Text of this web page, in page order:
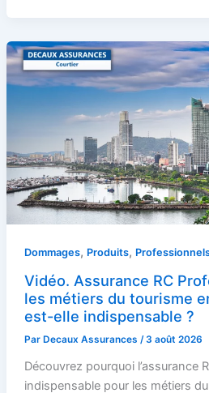
Dommages, Produits,
Vidéo. Assurance RC
les métiers du tourisme
est-elle indispensable ?
Par Decaux Assurances /3 août 2026
Découvrez pourquoi l’assurance
indispensable pour les métiers